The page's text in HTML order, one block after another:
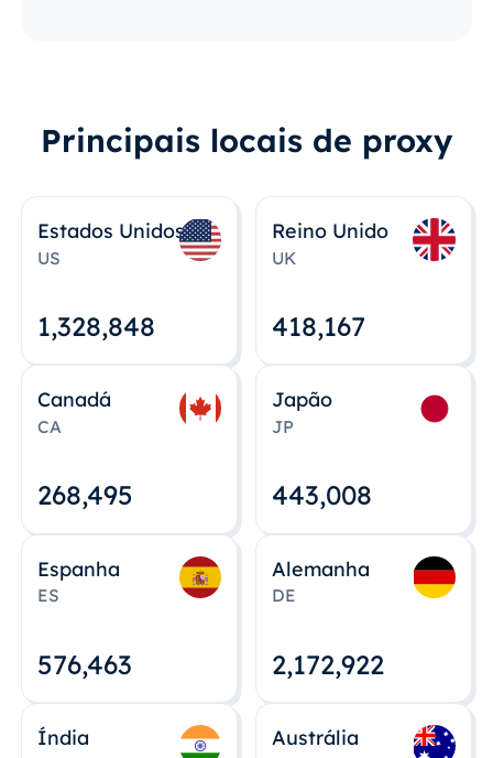
Principais locais de proxy
Estados Unidos
US
1,328,848
Reino Unido
UK
418,167
Canadá
CA
268,495
Japão
JP
443,008
Espanha
ES
576,463
Alemanha
DE
2,172,922
Índia Austrália